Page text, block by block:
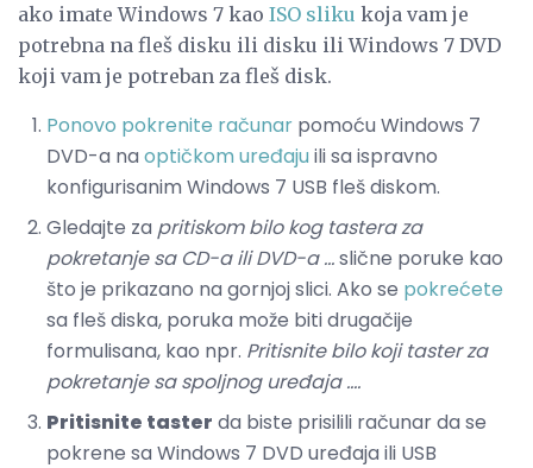
ako imate Windows 7 kao ISO sliku koja vam je
potrebna na fleš disku ili disku ili Windows 7 DVD
koji vam je potreban za fleš disk.
Ponovo pokrenite računar pomoću Windows 7
DVD-a na optičkom uređajuili sa ispravno
konfigurisanim Windows 7 USB fleš diskom.
Gledajte za pritiskom bilo kog tastera za
pokretanje sa CD-a ili DVD-a ...slične poruke kao
što je prikazano na gornjoj slici. Ako se pokrećete
sa fleš diska, poruka može biti drugačije
formulisana, kao npr. Pritisnite bilo koji taster za
pokretanje sa spoljnog uređaja ....
Pritisnite taster da biste prisilili računar da se
pokrene sa Windows 7 DVD uređaja ili USB